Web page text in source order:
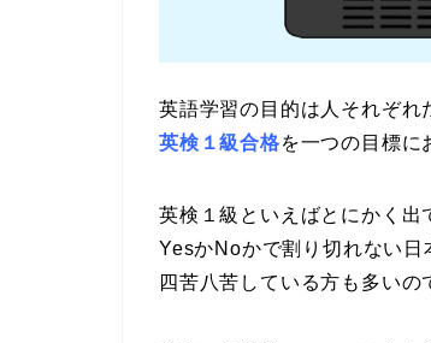
英語学習の目的は人それぞれ
英検１級合格を一つの目標に
英検１級といえばとにかく出
YesかNoかで割り切れない日
四苦八苦している方も多いの